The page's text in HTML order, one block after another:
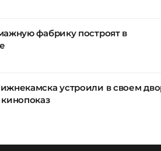
фабрику построят в
устроили в своем